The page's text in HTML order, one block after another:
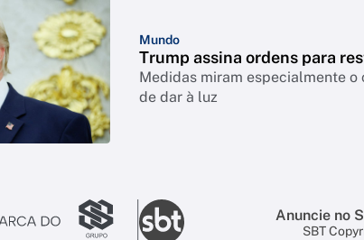
Mundo
Trump assina ordens para
Medidas miram especialmente
de dar à luz
Anuncie no
SBT